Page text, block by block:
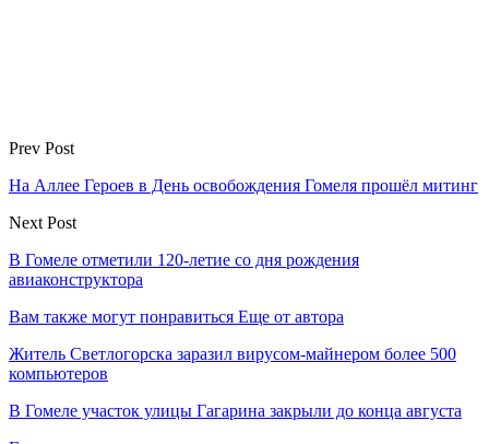
Prev Post
На Аллее Героев в День освобождения Гомеля прошёл митинг
Next Post
В Гомеле отметили 120-летие со дня рождения
авиаконструктора
Вам также могут понравиться Еще от автора
Житель Светлогорска заразил вирусом-майнером более 500
компьютеров
В Гомеле участок улицы Гагарина закрыли до конца августа